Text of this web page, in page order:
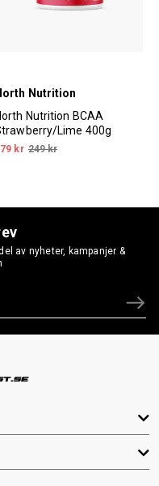
Nutrition
Nutrition BCAA
Lime 400g
kr 249 kr
av nyheter, kampanjer &